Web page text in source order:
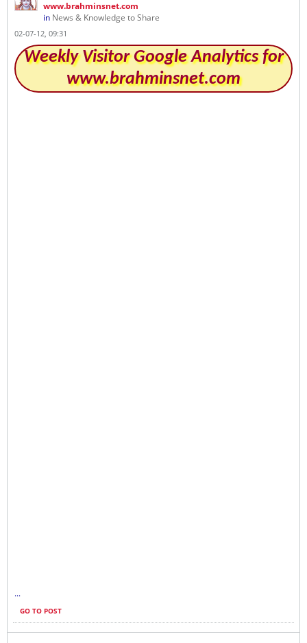
www.brahminsnet.com
in News & Knowledge to Share
02-07-12, 09:31
Weekly Visitor Google Analytics for
www.brahminsnet.com
...
GO TO POST